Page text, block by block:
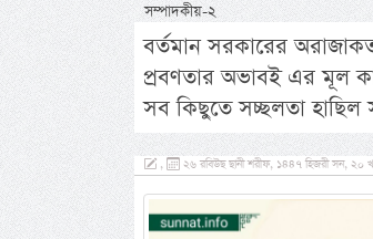
সম্পাদকীয়-২
বর্তমান সরকারের
প্রবণতার অভাবই এর মূল
সব কিছুতে সচ্ছলতা হাছিল
, ২৬ রবিউছ ছানী শরীফ, ১৪৪৭ হিজরী সন,